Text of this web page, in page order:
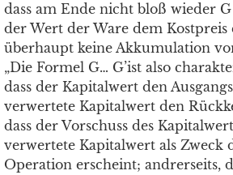
dass am Ende nicht bloß wieder
der Wert der Ware dem Kostpreis
überhaupt keine Akkumulation
„Die Formel G… G’ist also
dass der Kapitalwert den
verwertete Kapitalwert den
dass der Vorschuss des
verwertete Kapitalwert als Zweck
Operation erscheint; andrerseits,